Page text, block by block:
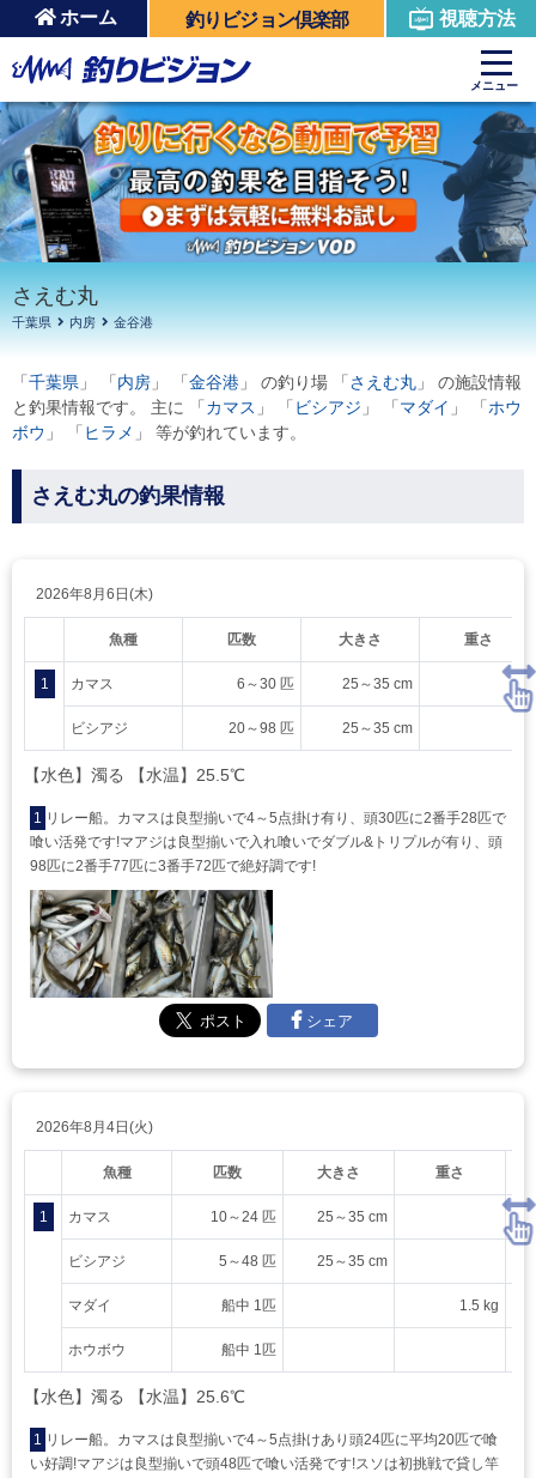
ホーム 釣りビジョン倶楽部 視聴方法
メニュー
さえむ丸
千葉県 内房 金谷港
「 千葉県 」 「 内房 」 「 金谷港 」 の釣り場 「 さえむ丸 」 の施設情報
と釣果情報です。 主に 「 カマス 」 「 ビシアジ 」 「 マダイ 」 「 ホウ
ボウ 」 「 ヒラメ 」 等が釣れています。
さえむ丸の釣果情報
2026年8月6日(木)
魚種 匹数 大きさ 重さ
1 カマス 6～30 匹 25～35 cm
ビシアジ 20～98 匹 25～35 cm
【水色】濁る 【水温】25.5℃
1 リレー船。カマスは良型揃いで4～5点掛け有り、頭30匹に2番手28匹で
喰い活発です!マアジは良型揃いで入れ喰いでダブル&トリプルが有り、頭
98匹に2番手77匹に3番手72匹で絶好調です!
シェア
2026年8月4日(火)
魚種 匹数 大きさ 重さ
1 カマス 10～24 匹 25～35 cm
ビシアジ 5～48 匹 25～35 cm
マダイ 船中 1匹 1.5 kg
ホウボウ 船中 1匹
【水色】濁る 【水温】25.6℃
1 リレー船。カマスは良型揃いで4～5点掛けあり頭24匹に平均20匹で喰
い好調!マアジは良型揃いで頭48匹で喰い活発です!スソは初挑戦で貸し竿
周辺の施設を見る